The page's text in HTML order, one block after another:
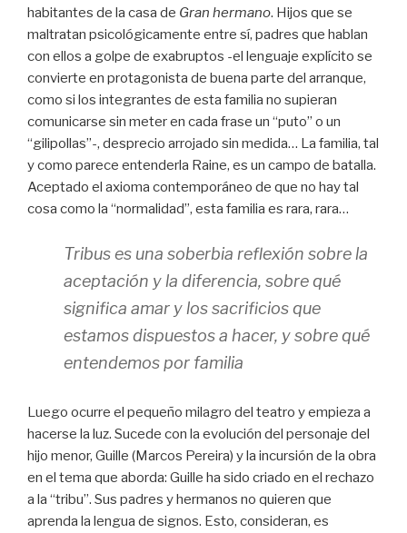
habitantes de la casa de Gran hermano. Hijos que se
maltratan psicológicamente entre sí, padres que hablan
con ellos a golpe de exabruptos -el lenguaje explícito se
convierte en protagonista de buena parte del arranque,
como si los integrantes de esta familia no supieran
comunicarse sin meter en cada frase un “puto” o un
“gilipollas”-, desprecio arrojado sin medida… La familia, tal
y como parece entenderla Raine, es un campo de batalla.
Aceptado el axioma contemporáneo de que no hay tal
cosa como la “normalidad”, esta familia es rara, rara…
Tribuses una soberbia reflexión sobre la
aceptación y la diferencia, sobre qué
significa amar y los sacrificios que
estamos dispuestos a hacer, y sobre qué
entendemos por familia
Luego ocurre el pequeño milagro del teatro y empieza a
hacerse la luz. Sucede con la evolución del personaje del
hijo menor, Guille (Marcos Pereira) y la incursión de la obra
en el tema que aborda: Guille ha sido criado en el rechazo
a la “tribu”. Sus padres y hermanos no quieren que
aprenda la lengua de signos. Esto, consideran, es